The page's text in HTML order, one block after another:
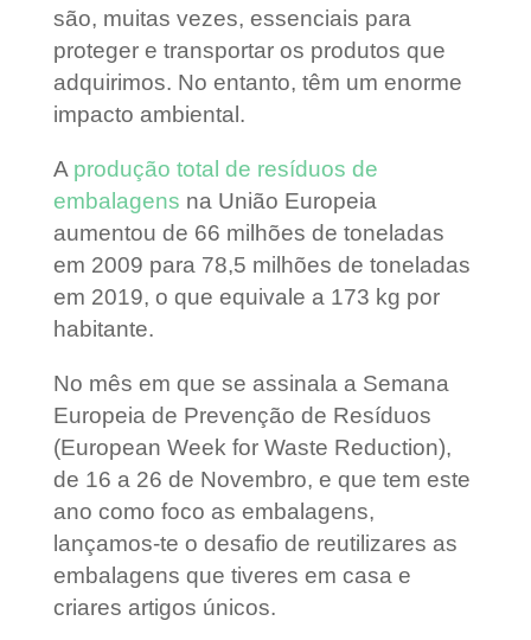
são, muitas vezes, essenciais para
proteger e transportar os produtos que
adquirimos. No entanto, têm um enorme
impacto ambiental.
A produção total de resíduos de
embalagens na União Europeia
aumentou de 66 milhões de toneladas
em 2009 para 78,5 milhões de toneladas
em 2019, o que equivale a 173 kg por
habitante.
No mês em que se assinala a Semana
Europeia de Prevenção de Resíduos
(European Week for Waste Reduction),
de 16 a 26 de Novembro, e que tem este
ano como foco as embalagens,
lançamos-te o desafio de reutilizares as
embalagens que tiveres em casa e
criares artigos únicos.